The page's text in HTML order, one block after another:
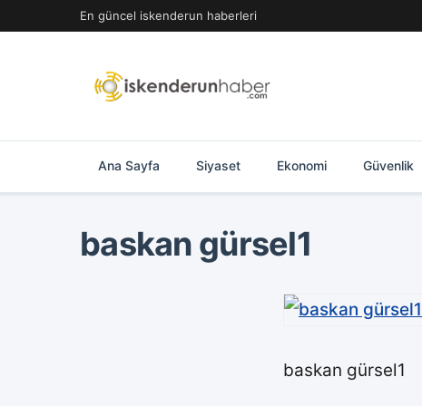
geç
En güncel iskenderun haberleri
Ana Sayfa Siyaset Ekonomi Güvenlik
baskan gürsel1
baskan gürsel1